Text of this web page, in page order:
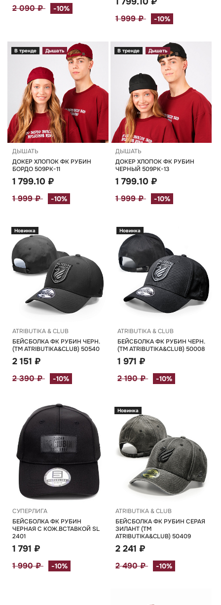
2 090 ₽ -10%
1 999 ₽ -10%
В тренде Дышать
ДЫШАТЬ
ДОКЕР ХЛОПОК ФК РУБИН
БОРДО 509РК-11
1 799.10 ₽
1 999 ₽ -10%
В тренде Дышать
ДЫШАТЬ
ДОКЕР ХЛОПОК ФК РУБИН
ЧЕРНЫЙ 509РК-13
1 799.10 ₽
1 999 ₽ -10%
Новинка
ATRIBUTIKA & CLUB
БЕЙСБОЛКА ФК РУБИН ЧЕРН.
(TM ATRIBUTIKA&CLUB) 50540
2 151 ₽
2 390 ₽ -10%
Новинка
ATRIBUTIKA & CLUB
БЕЙСБОЛКА ФК РУБИН ЧЕРН.
(TM ATRIBUTIKA&CLUB) 50008
1 971 ₽
2 190 ₽ -10%
СУПЕРЛИГА
БЕЙСБОЛКА ФК РУБИН
ЧЕРНАЯ С КОЖ.ВСТАВКОЙ SL
2401
1 791 ₽
1 990 ₽ -10%
Новинка
ATRIBUTIKA & CLUB
БЕЙСБОЛКА ФК РУБИН СЕРАЯ
ЗИЛАНТ (TM
ATRIBUTIKA&CLUB) 50409
2 241 ₽
2 490 ₽ -10%